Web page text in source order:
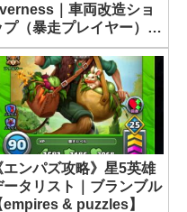
｜車両改造ショ
プ（暴走プレイヤー）
ネバエバ】
エンパズ攻略》星5英雄
ータリスト｜ブランブル
empires & puzzles】